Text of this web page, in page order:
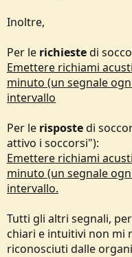
Inoltre,
Per le richiestedi
Emettere richiami
minuto (un segnale
intervallo
Per le rispostedi
attivo i soccorsi"):
Emettere richiami
minuto (un segnale
intervallo.
Tutti gli altri segnali,
chiari e intuitivi non mi
riconosciuti dalle